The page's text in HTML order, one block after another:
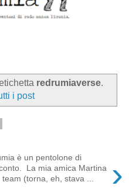
redrumiaverse.
i post
›
è un pentolone di
La mia amica Martina
(torna, eh, stava ...